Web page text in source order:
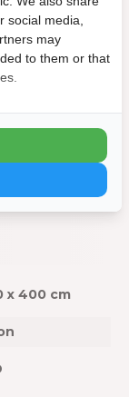
en sfeervol
of app
x 400 cm
social media,
may
to them or that